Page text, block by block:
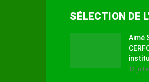
SÉLECTION DE
Aimé
12